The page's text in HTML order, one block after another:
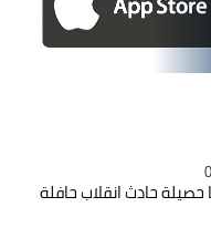
جريحا حصيلة حادث انقلاب حافلة